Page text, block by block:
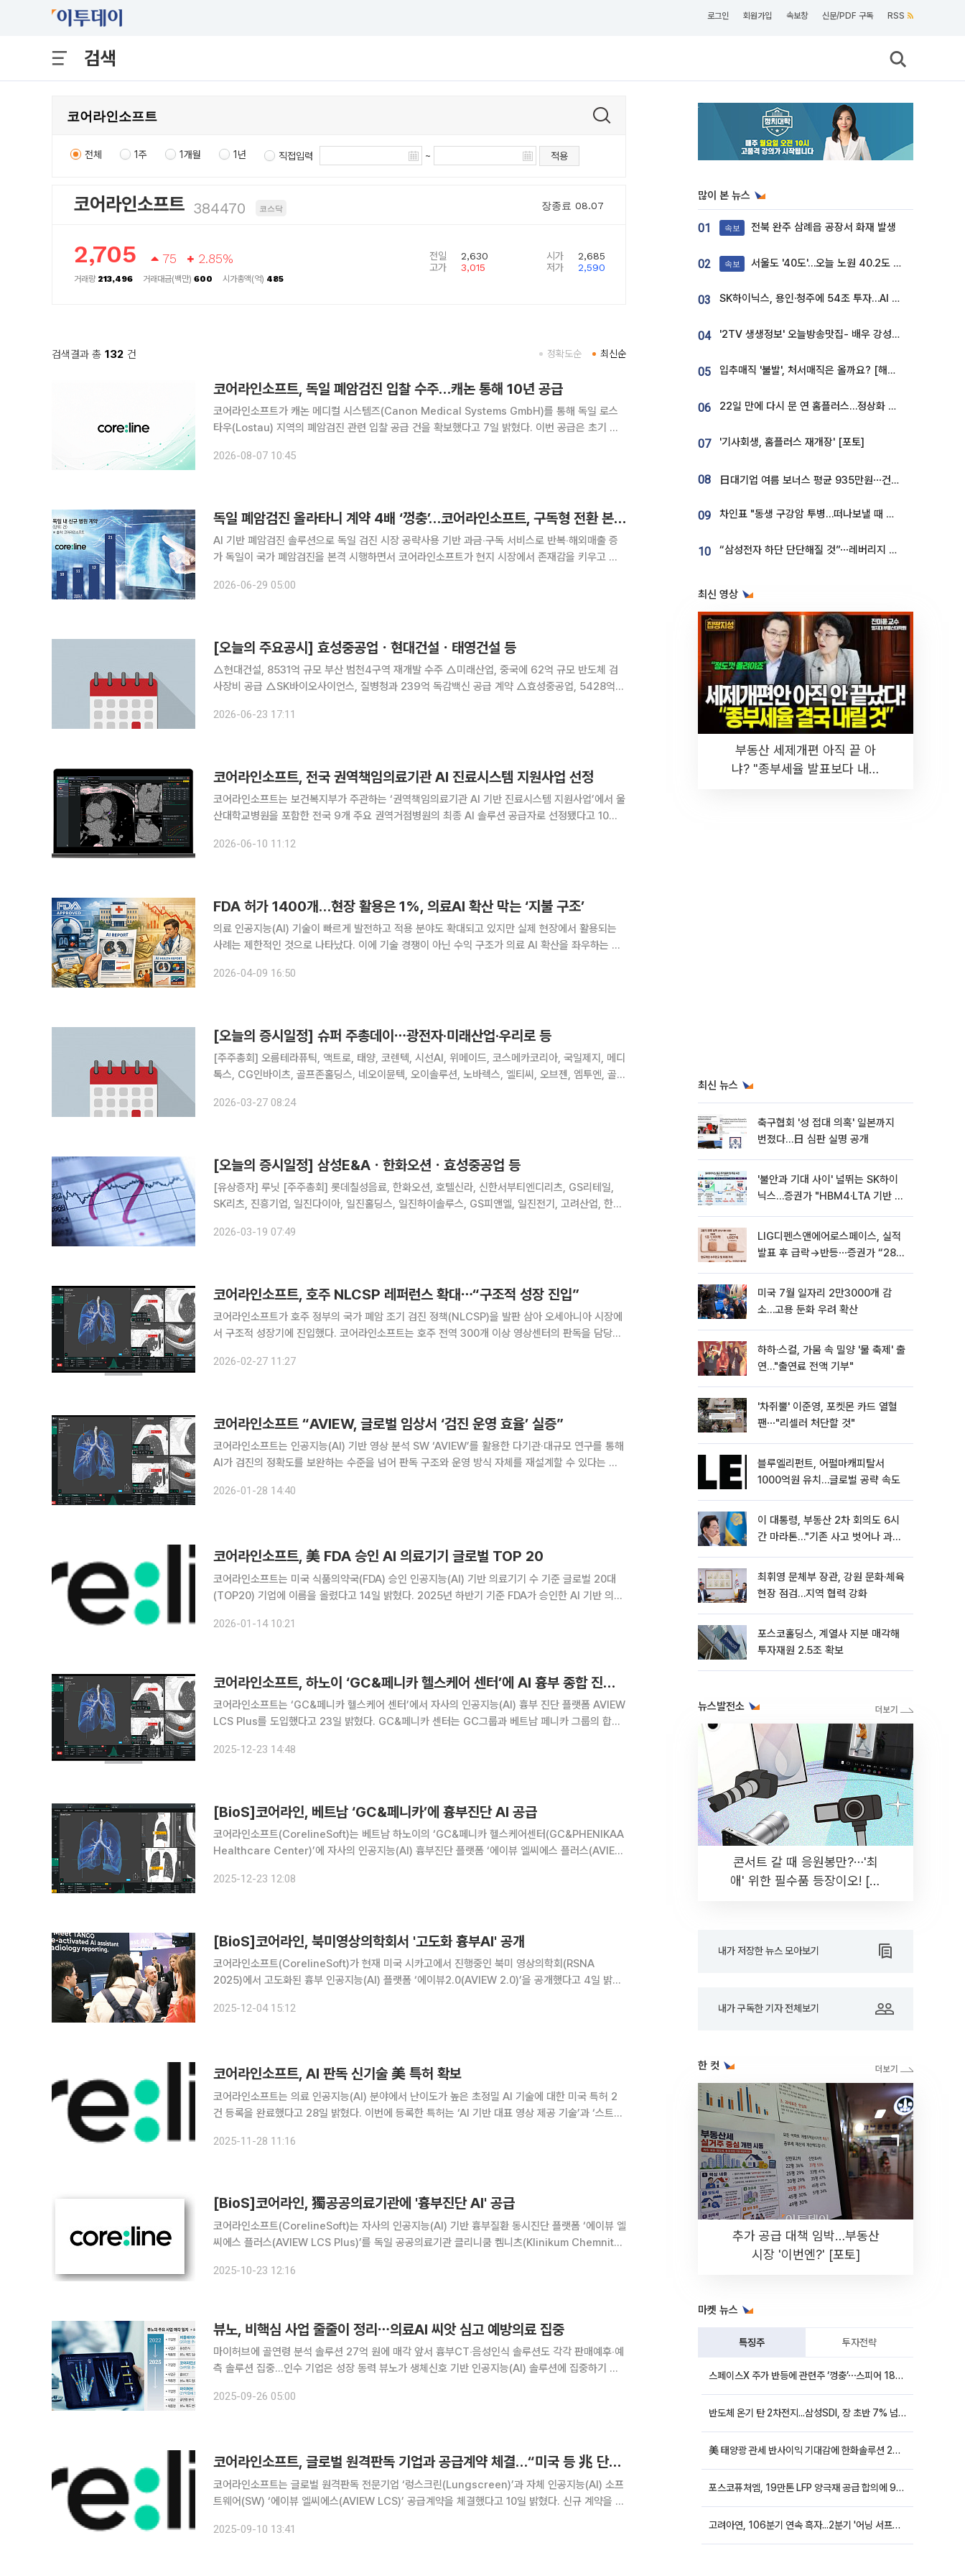
로그인 회원가입 속보창 신문/PDF 구독 RSS
검색
전체 1주 1개월 1년 직접입력 ~ 적용
코어라인소프트 384470 코스닥 장종료 08.07
2,705 75 2.85%
거래량 213,496 거래대금(백만) 600 시가총액(억) 485
전일
2,630
고가
3,015
시가
2,685
저가
2,590
검색결과 총 132 건 최신순
정확도순
코어라인소프트, 독일 폐암검진 입찰 수주…캐논 통해 10년 공급
코어라인소프트가 캐논 메디컬 시스템즈(Canon Medical Systems GmbH)를 통해 독일 로스
타우(Lostau) 지역의 폐암검진 관련 입찰 공급 건을 확보했다고 7일 밝혔다. 이번 공급은 초기 소
반 폐암검진 확대에 맞춰 현지 검진 워크플로우에
2026-08-07 10:45
독일 폐암검진 올라타니 계약 4배 ‘껑충’…코어라인소프트, 구독형 전환 본격화
AI 기반 폐암검진 솔루션으로 독일 검진 시장 공략사용 기반 과금‧구독 서비스로 반복‧해외매출 증
가 독일이 국가 폐암검진을 본격 시행하면서 코어라인소프트가 현지 시장에서 존재감을 키우고 있
반복매출 비중도 증가 중이다. 국가검진 수요에 맞춰 매출이 지속
2026-06-29 05:00
[오늘의 주요공시] 효성중공업ㆍ현대건설ㆍ태영건설 등
△현대건설, 8531억 규모 부산 범천4구역 재개발 수주 △미래산업, 중국에 62억 규모 반도체 검
사장비 공급 △SK바이오사이언스, 질병청과 239억 독감백신 공급 계약 △효성중공업, 5428억
모 공급계약 △태영건설, 2183억 규모 과천 고속화도로 공사 수주
2026-06-23 17:11
코어라인소프트, 전국 권역책임의료기관 AI 진료시스템 지원사업 선정
코어라인소프트는 보건복지부가 주관하는 ‘권역책임의료기관 AI 기반 진료시스템 지원사업’에서 울
산대학교병원을 포함한 전국 9개 주요 권역거점병원의 최종 AI 솔루션 공급자로 선정됐다고 10일
량을 고도화하고 의료 격차를 해소하기 위해 추진되는 행정·재정적 프로
2026-06-10 11:12
FDA 허가 1400개…현장 활용은 1%, 의료AI 확산 막는 ‘지불 구조’
의료 인공지능(AI) 기술이 빠르게 발전하고 적용 분야도 확대되고 있지만 실제 현장에서 활용되는
사례는 제한적인 것으로 나타났다. 이에 기술 경쟁이 아닌 수익 구조가 의료 AI 확산을 좌우하는 핵
(Bipartisan Policy Center)가 발표한 보고서에
2026-04-09 16:50
[오늘의 증시일정] 슈퍼 주총데이⋯광전자·미래산업·우리로 등
[주주총회] 오름테라퓨틱, 액트로, 태양, 코렌텍, 시선AI, 위메이드, 코스메카코리아, 국일제지, 메디
톡스, CG인바이츠, 골프존홀딩스, 네오이뮨텍, 오이솔루션, 노바렉스, 엘티씨, 오브젠, 엠투엔, 골프
에이텀, 제이티, 유니온바이오메트릭스, 인터플
2026-03-27 08:24
[오늘의 증시일정] 삼성E&Aㆍ한화오션ㆍ효성중공업 등
[유상증자] 루닛 [주주총회] 롯데칠성음료, 한화오션, 호텔신라, 신한서부티엔디리츠, GS리테일,
SK리츠, 진흥기업, 일진다이아, 일진홀딩스, 일진하이솔루스, GS피앤엘, 일진전기, 고려산업, 한솔
송원산업, 한국수출포장공업, 삼성생명, 삼성카드, LG디
2026-03-19 07:49
코어라인소프트, 호주 NLCSP 레퍼런스 확대⋯“구조적 성장 진입”
코어라인소프트가 호주 정부의 국가 폐암 조기 검진 정책(NLCSP)을 발판 삼아 오세아니아 시장에
서 구조적 성장기에 진입했다. 코어라인소프트는 호주 전역 300개 이상 영상센터의 판독을 담당하
러스’를 공급했다고 27일 밝혔다. 아울러 1월
2026-02-27 11:27
코어라인소프트 “AVIEW, 글로벌 임상서 ‘검진 운영 효율’ 실증”
코어라인소프트는 인공지능(AI) 기반 영상 분석 SW ‘AVIEW’를 활용한 다기관·대규모 연구를 통해
AI가 검진의 정확도를 보완하는 수준을 넘어 판독 구조와 운영 방식 자체를 재설계할 수 있다는 근
라이얼(trial) 연구에서 AVIEW를 1차 판
2026-01-28 14:40
코어라인소프트, 美 FDA 승인 AI 의료기기 글로벌 TOP 20
코어라인소프트는 미국 식품의약국(FDA) 승인 인공지능(AI) 기반 의료기기 수 기준 글로벌 20대
(TOP20) 기업에 이름을 올렸다고 14일 밝혔다. 2025년 하반기 기준 FDA가 승인한 AI 기반 의료
2026-01-14 10:21
코어라인소프트, 하노이 ‘GC&페니카 헬스케어 센터’에 AI 흉부 종합 진단 공급
코어라인소프트는 ‘GC&페니카 헬스케어 센터’에서 자사의 인공지능(AI) 흉부 진단 플랫폼 AVIEW
LCS Plus를 도입했다고 23일 밝혔다. GC&페니카 센터는 GC그룹과 베트남 페니카 그룹의 합작
북센터에 이어 베트남 프리미엄 검진 시장까지 확장한 사
2025-12-23 14:48
[BioS]코어라인, 베트남 ‘GC&페니카’에 흉부진단 AI 공급
코어라인소프트(CorelineSoft)는 베트남 하노이의 ‘GC&페니카 헬스케어센터(GC&PHENIKAA
Healthcare Center)’에 자사의 인공지능(AI) 흉부진단 플랫폼 ‘에이뷰 엘씨에스 플러스(AVIEW
(Phenikaa) 그룹의 합작투자를 기
2025-12-23 12:08
[BioS]코어라인, 북미영상의학회서 '고도화 흉부AI' 공개
코어라인소프트(CorelineSoft)가 현재 미국 시카고에서 진행중인 북미 영상의학회(RSNA
2025)에서 고도화된 흉부 인공지능(AI) 플랫폼 ‘에이뷰2.0(AVIEW 2.0)’을 공개했다고 4일 밝혔
페이지 로딩속도 79% 개선, 전환속도
2025-12-04 15:12
코어라인소프트, AI 판독 신기술 美 특허 확보
코어라인소프트는 의료 인공지능(AI) 분야에서 난이도가 높은 초정밀 AI 기술에 대한 미국 특허 2
건 등록을 완료했다고 28일 밝혔다. 이번에 등록한 특허는 ‘AI 기반 대표 영상 제공 기술’과 ‘스트림
촬영(CT)의 AI 분석 결과를 기반으로 대표 영상
2025-11-28 11:16
[BioS]코어라인, 獨공공의료기관에 '흉부진단 AI' 공급
코어라인소프트(CorelineSoft)는 자사의 인공지능(AI) 기반 흉부질환 동시진단 플랫폼 ‘에이뷰 엘
씨에스 플러스(AVIEW LCS Plus)’를 독일 공공의료기관 클리니쿰 켐니츠(Klinikum Chemnitz
병원으로, 약 1785병상의 규모를
2025-10-23 12:16
뷰노, 비핵심 사업 줄줄이 정리⋯의료AI 씨앗 심고 예방의료 집중
마이허브에 골연령 분석 솔루션 27억 원에 매각 앞서 흉부CT‧음성인식 솔루션도 각각 판매예후‧예
측 솔루션 집중…인수 기업은 성장 동력 뷰노가 생체신호 기반 인공지능(AI) 솔루션에 집중하기 위
인수 기업들은 이를 기반으로 사업을 확장하거나 신규 성장 동
2025-09-26 05:00
코어라인소프트, 글로벌 원격판독 기업과 공급계약 체결…“미국 등 兆 단위 시장 공략 나선다”
코어라인소프트는 글로벌 원격판독 전문기업 ‘렁스크린(Lungscreen)’과 자체 인공지능(AI) 소프
트웨어(SW) ‘에이뷰 엘씨에스(AVIEW LCS)’ 공급계약을 체결했다고 10일 밝혔다. 신규 계약을 기
트 AI 기반 폐 질환 진단 SW 사용 건수에 따
2025-09-10 13:41
많이 본 뉴스
01 속보 전북 완주 삼례읍 공장서 화재 발생
02 속보 서울도 '40도'…오늘 노원 40.2도 기록
03 SK하이닉스, 용인·청주에 54조 투자…AI 메모리 생산기지 키운다
04 '2TV 생생정보' 오늘방송맛집- 배우 강성진 단골! 쌀국수ㆍ푸팟퐁 커리 맛집 '블○○○'
05 입추매직 '불발', 처서매직은 올까요? [해시태그]
06 22일 만에 다시 문 연 홈플러스…정상화 바쁜데 재고 없어 ‘발동동’[가보니]
07 '기사회생, 홈플러스 재개장' [포토]
08 日대기업 여름 보너스 평균 935만원⋯건설회사 1800만 넘어
09 차인표 "동생 구강암 투병…떠나보낼 때 가장 힘들었다”
10 “삼성전자 하단 단단해질 것”⋯레버리지 규제에 쏠림 완화 [찐코노미]
최신 영상
부동산 세제개편 아직 끝 아
냐? "종부세율 발표보다 내릴
최신 뉴스
축구협회 '성 접대 의혹' 일본까지
번졌다…日 심판 실명 공개
'불안과 기대 사이' 널뛰는 SK하이
닉스…증권가 "HBM4·LTA 기반 펀
LIG디펜스앤에어로스페이스, 실적
발표 후 급락→반등⋯증권가 “28년
미국 7월 일자리 2만3000개 감
소…고용 둔화 우려 확산
하하·스컬, 가뭄 속 밀양 '물 축제' 출
연…"출연료 전액 기부"
'차쥐뿔' 이준영, 포켓몬 카드 열혈
팬⋯"리셀러 처단할 것"
블루엘리펀트, 어펄마캐피탈서
1000억원 유치…글로벌 공략 속도
이 대통령, 부동산 2차 회의도 6시
간 마라톤…"기존 사고 벗어나 과감
최휘영 문체부 장관, 강원 문화·체육
현장 점검…지역 협력 강화
포스코홀딩스, 계열사 지분 매각해
투자재원 2.5조 확보
뉴스발전소
콘서트 갈 때 응원봉만?⋯'최
애' 위한 필수품 등장이오! [솔
내가 저장한 뉴스 모아보기
내가 구독한 기자 전체보기
한 컷
추가 공급 대책 임박…부동산
시장 '이번엔?' [포토]
마켓 뉴스
특징주 투자전략
스페이스X 주가 반등에 관련주 ‘껑충’⋯스피어 18%ㆍ에이치브이엠 12%↑
반도체 온기 탄 2차전지...삼성SDI, 장 초반 7% 넘게 껑충
美 태양광 관세 반사이익 기대감에 한화솔루션 20%대·OCI홀딩스 14%대 급등
포스코퓨처엠, 19만톤 LFP 양극재 공급 합의에 9%대 강세
고려아연, 106분기 연속 흑자...2분기 '어닝 서프라이즈'에 장 초반 12%대 강세